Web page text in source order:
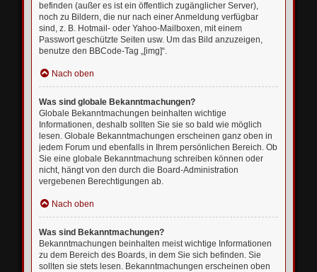
befinden (außer es ist ein öffentlich zugänglicher Server),
noch zu Bildern, die nur nach einer Anmeldung verfügbar
sind, z. B. Hotmail- oder Yahoo-Mailboxen, mit einem
Passwort geschützte Seiten usw. Um das Bild anzuzeigen,
benutze den BBCode-Tag „[img]“.
Nach oben
Was sind globale Bekanntmachungen?
Globale Bekanntmachungen beinhalten wichtige
Informationen, deshalb sollten Sie sie so bald wie möglich
lesen. Globale Bekanntmachungen erscheinen ganz oben in
jedem Forum und ebenfalls in Ihrem persönlichen Bereich. Ob
Sie eine globale Bekanntmachung schreiben können oder
nicht, hängt von den durch die Board-Administration
vergebenen Berechtigungen ab.
Nach oben
Was sind Bekanntmachungen?
Bekanntmachungen beinhalten meist wichtige Informationen
zu dem Bereich des Boards, in dem Sie sich befinden. Sie
sollten sie stets lesen. Bekanntmachungen erscheinen oben